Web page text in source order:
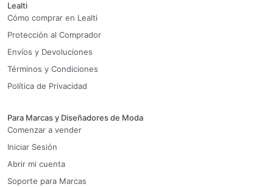
Lealti
Cómo comprar en Lealti
Protección al Comprador
Envíos y Devoluciones
Términos y Condiciones
Política de Privacidad
Para Marcas y Diseñadores de Moda
Comenzar a vender
Iniciar Sesión
Abrir mi cuenta
Soporte para Marcas